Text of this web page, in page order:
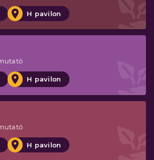
H pavilon
H pavilon
H pavilon